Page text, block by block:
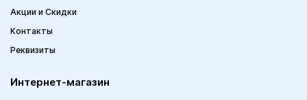
Акции и Скидки
Контакты
Реквизиты
Интернет-магазин